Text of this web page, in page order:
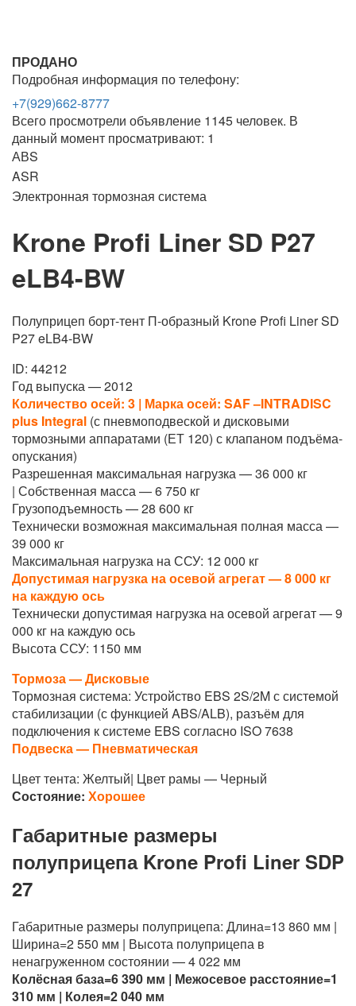
ПРОДАНО
Подробная информация по телефону:
+7(929)662-8777
Всего просмотрели объявление 1145 человек. В
данный момент просматривают: 1
АВS
ASR
Электронная тормозная система
Krone Profi Liner SD P27
eLB4-BW
Полуприцеп борт-тент П-образный Krone Profi Liner SD
P27 eLB4-BW
ID: 44212
Год выпуска — 2012
Количество осей: 3 | Марка осей: SAF –INTRADISC
plus Integral (с пневмоподвеской и дисковыми
тормозными аппаратами (ЕТ 120) с клапаном подъёма-
опускания)
Разрешенная максимальная нагрузка — 36 000 кг
| Собственная масса — 6 750 кг
Грузоподъемность — 28 600 кг
Технически возможная максимальная полная масса —
39 000 кг
Максимальная нагрузка на ССУ: 12 000 кг
Допустимая нагрузка на осевой агрегат — 8 000 кг
на каждую ось
Технически допустимая нагрузка на осевой агрегат — 9
000 кг на каждую ось
Высота ССУ: 1150 мм
Тормоза — Дисковые
Тормозная система: Устройство EBS 2S/2M с системой
стабилизации (с функцией ABS/ALB), разъём для
подключения к системе EBS согласно ISO 7638
Подвеска — Пневматическая
Цвет тента: Желтый| Цвет рамы — Черный
Состояние: Хорошее
Габаритные размеры
полуприцепа Krone Profi Liner SDP
27
Габаритные размеры полуприцепа: Длина=13 860 мм |
Ширина=2 550 мм | Высота полуприцепа в
ненагруженном состоянии — 4 022 мм
Колёсная база=6 390 мм | Межосевое расстояние=1
310 мм | Колея=2 040 мм